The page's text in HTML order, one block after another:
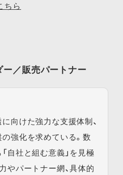
ちら
／販売パートナー
向けた強力な支援体制、
強化を求めている。数
自社と組む意義」を見極
やパートナー網、具体的